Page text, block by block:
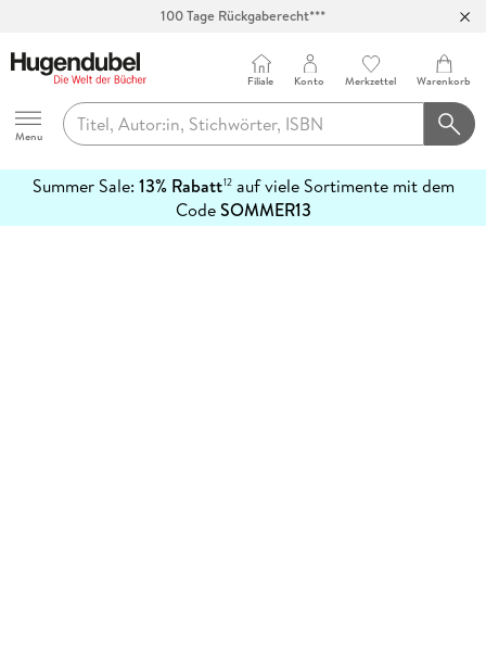
100 Tage Rückgaberecht***
Hugendubel
Menu
Filiale Konto Merkzettel Warenkorb
Summer Sale: 13% Rabatt12auf viele Sortimente mit dem
CodeSOMMER13
erfahren